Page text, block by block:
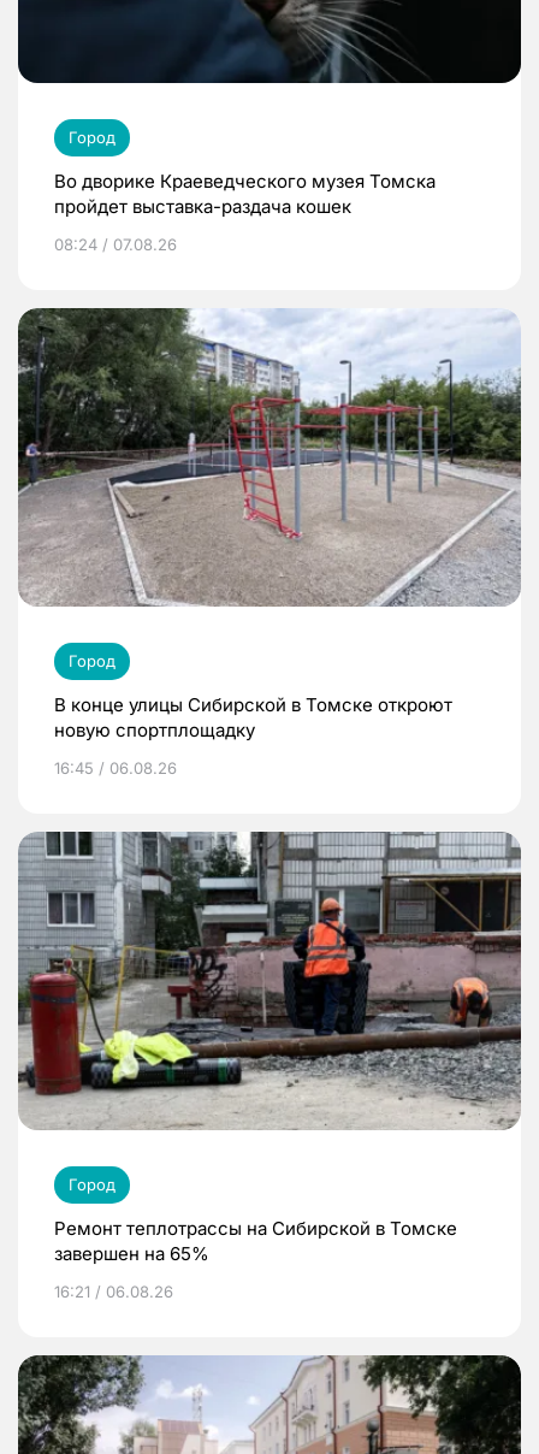
Город
Во дворике Краеведческого музея Томска
пройдет выставка-раздача кошек
08:24 / 07.08.26
Город
В конце улицы Сибирской в Томске откроют
новую спортплощадку
16:45 / 06.08.26
Город
Ремонт теплотрассы на Сибирской в Томске
завершен на 65%
16:21 / 06.08.26